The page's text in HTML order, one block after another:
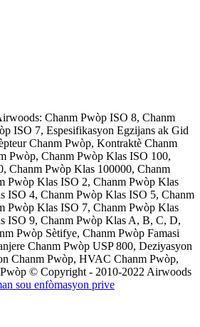
Chanm Pwòp ISO 8, Chanm
ISO 7, Espesifikasyon Egzijans ak Gid
Chanm Pwòp, Kontraktè Chanm
Pwòp, Chanm Pwòp Klas ISO 100,
Chanm Pwòp Klas 100000, Chanm
Pwòp Klas ISO 2, Chanm Pwòp Klas
ISO 4, Chanm Pwòp Klas ISO 5, Chanm
Pwòp Klas ISO 7, Chanm Pwòp Klas
ISO 9, Chanm Pwòp Klas A, B, C, D,
Pwòp Sètifye, Chanm Pwòp Famasi
Chanm Pwòp USP 800, Deziyasyon
Chanm Pwòp, HVAC Chanm Pwòp,
© Copyright - 2010-2022 Airwoods
sou enfòmasyon prive